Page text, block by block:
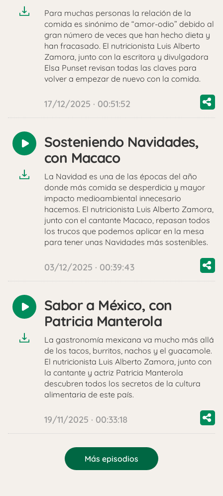
Para muchas personas la relación de la
comida es sinónimo de “amor-odio” debido al
gran número de veces que han hecho dieta y
han fracasado. El nutricionista Luis Alberto
Zamora, junto con la escritora y divulgadora
Elsa Punset revisan todas las claves para
volver a empezar de nuevo con la comida.
17/12/2025 · 00:51:52
Reproducir
audio
Sosteniendo Navidades,
con Macaco
La Navidad es una de las épocas del año
donde más comida se desperdicia y mayor
impacto medioambiental innecesario
hacemos. El nutricionista Luis Alberto Zamora,
junto con el cantante Macaco, repasan todos
los trucos que podemos aplicar en la mesa
para tener unas Navidades más sostenibles.
03/12/2025 · 00:39:43
Reproducir
audio
Sabor a México, con
Patricia Manterola
La gastronomía mexicana va mucho más allá
de los tacos, burritos, nachos y el guacamole.
El nutricionista Luis Alberto Zamora, junto con
la cantante y actriz Patricia Manterola
descubren todos los secretos de la cultura
alimentaria de este país.
19/11/2025 · 00:33:18
Más episodios